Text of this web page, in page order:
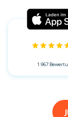
1.967